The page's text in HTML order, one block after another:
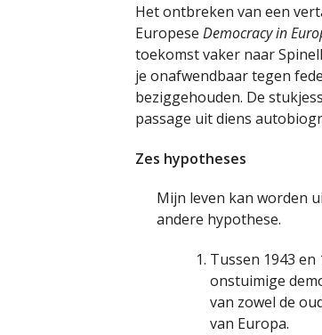
Het ontbreken van een
Europese Democracy in
toekomst vaker naar
je onafwendbaar tegen
beziggehouden. De
passage uit diens
Zes hypotheses
Mijn leven kan worden
andere hypothese.
Tussen 1943
onstuimige
van zowel de
van Europa.